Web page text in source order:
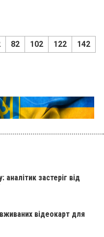
82 102 122
142
аналітик застеріг від
відеокарт для